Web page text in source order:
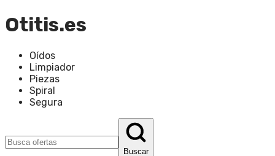
Otitis.es
Oídos
Limpiador
Piezas
Spiral
Segura
Buscar